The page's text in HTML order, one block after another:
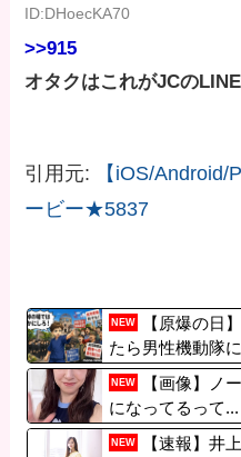
ID:DHoecKA70
>>915
オタクはこれがJCの
引用元:
【iOS/
ービー★5837
NEW
【原爆の日
たら男性機動隊
た！」 ネット「
騒ぐのは言語道
はない」
NEW
【画像】ノ
になってるって...
NEW
【速報】井